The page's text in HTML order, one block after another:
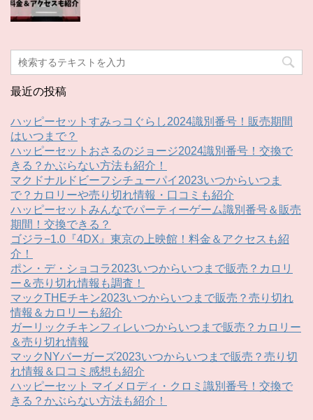
最近の投稿
ハッピーセットすみっコぐらし2024識別番号！販売期間
はいつまで？
ハッピーセットおさるのジョージ2024識別番号！交換で
きる？かぶらない方法も紹介！
マクドナルドビーフシチューパイ2023いつからいつま
で？カロリーや売り切れ情報・口コミも紹介
ハッピーセットみんなでパーティーゲーム識別番号＆販売
期間！交換できる？
ゴジラ−1.0『4DX』東京の上映館！料金＆アクセスも紹
介！
ポン・デ・ショコラ2023いつからいつまで販売？カロリ
ー＆売り切れ情報も調査！
マックTHEチキン2023いつからいつまで販売？売り切れ
情報＆カロリーも紹介
ガーリックチキンフィレいつからいつまで販売？カロリー
＆売り切れ情報
マックNYバーガーズ2023いつからいつまで販売？売り切
れ情報＆口コミ感想も紹介
ハッピーセット マイメロディ・クロミ識別番号！交換で
きる？かぶらない方法も紹介！